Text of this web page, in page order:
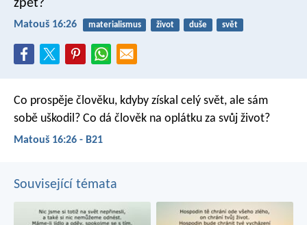
zpět?
Matouš 16:26 materialismus život duše svět
Co prospěje člověku, kdyby získal celý svět, ale sám
sobě uškodil? Co dá člověk na oplátku za svůj život?
Matouš 16:26 - B21
Související témata